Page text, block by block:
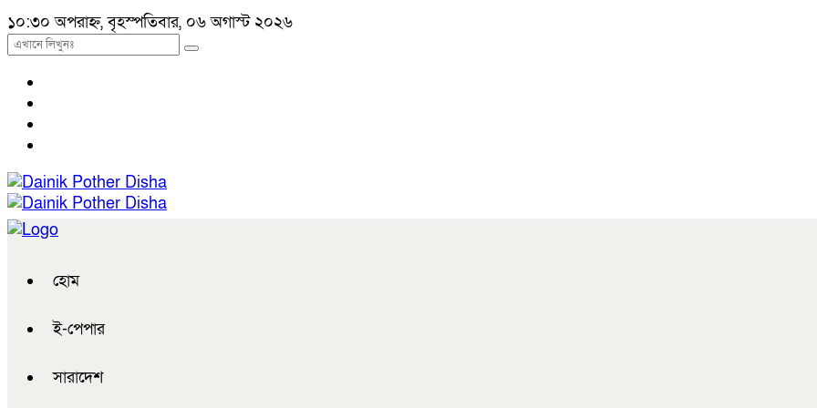
১০:৩০ অপরাহ্ন, বৃহস্পতিবার, ০৬ অগাস্ট ২০২৬
হোম
ই-পেপার
সারাদেশ